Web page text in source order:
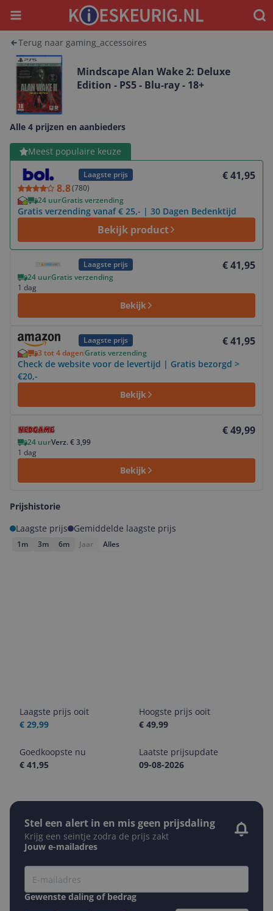
Menu
Terug naar gaming_accessoires
Mindscape Alan Wake 2: Deluxe
Edition - PS5 - Blu-ray - 18+
Alle 4 prijzen en aanbieders
Meest populaire keuze
Laagste prijs
8.8(780)
€ 41,95
24 uurGratis verzending
Gratis verzending vanaf € 25,- | 30 Dagen Bedenktijd
Bekijk product
Bekijk product
Laagste prijs € 41,95
24 uurGratis verzending
1 dag
Bekijk
Laagste prijs € 41,95
3 tot 4 dagenGratis verzending
Check de website voor de levertijd | Gratis bezorgd >
€20,-
Bekijk
Bekijk product
€ 49,99
24 uurVerz. € 3,99
1 dag
Bekijk
Prijshistorie
Laagste prijs
Gemiddelde laagste prijs
1m 3m 6m Jaar Alles
Laagste prijs ooit
€ 29,99
Hoogste prijs ooit
€ 49,99
Goedkoopste nu
€ 41,95
Laatste prijsupdate
09-08-2026
Stel een alert in en mis geen prijsdaling
Krijg een seintje zodra de prijs zakt
Jouw e-mailadres
Gewenste daling of bedrag
Gewenste prijs